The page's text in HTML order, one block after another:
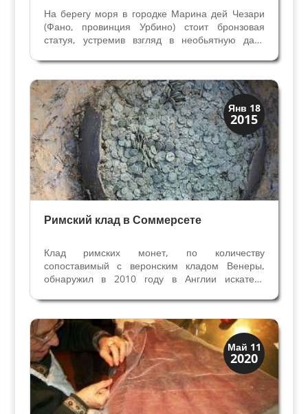
На берегу моря в городке Марина дей Чезари
(Фано, провинция Урбино) стоит бронзовая
статуя, устремив взгляд в необьятную даль
Атлет из Фано. Детектив длиной в столетия В 4
веке до н.э. началась история этой бронзовой...
Янв 18
2015
История
Клады и медали
Римский клад в Соммерсете
Клад римских монет, по количеству
сопоставимый с веронским кладом Венеры,
обнаружил в 2010 году в Англии искатель
обнаруженные до XX века были случайными,
сделанными во время строительства или
работы на полях. Современные...
Май 11
2020
Мода и ремесла
Традиции